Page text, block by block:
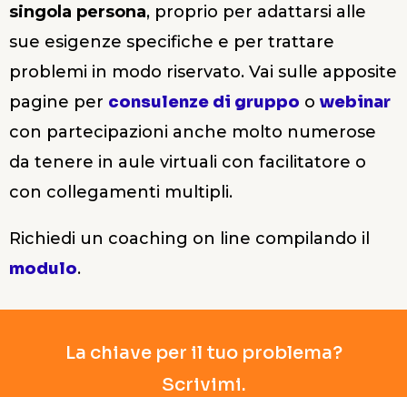
singola persona, proprio per adattarsi alle
sue esigenze specifiche e per trattare
problemi in modo riservato. Vai sulle apposite
pagine per consulenze di gruppo o webinar
con partecipazioni anche molto numerose
da tenere in aule virtuali con facilitatore o
con collegamenti multipli.
Richiedi un coaching on line compilando il
modulo.
La chiave per il tuo problema?
Scrivimi.